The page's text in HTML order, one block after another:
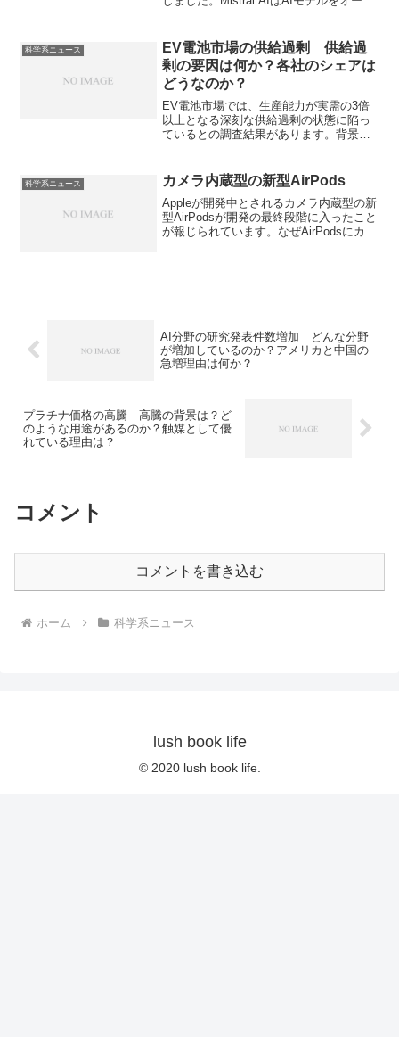
ます。ASMLが投資を行う理由やオープ
ンソースのメリットは何かを知ることが
できます。
科学系ニュース
EV電池市場の供給過剰 供給過
剰の要因は何か？各社のシェアは
どうなのか？
EV電池市場では、生産能力が実需の3倍
以上となる深刻な供給過剰の状態に陥っ
ているとの調査結果があります。背景に
EV需要鈍化があります。各社のシェアや
じEV市場の動向を知ることができます。
科学系ニュース カメラ内蔵型の新型AirPods
Appleが開発中とされるカメラ内蔵型の新
型AirPodsが開発の最終段階に入ったこと
が報じられています。なぜAirPodsにカメ
AI分野の研究発表件数増加 どんな分野
が増加しているのか？アメリカと中国の
急増理由は何か？
プラチナ価格の高騰 高騰の背景は？ど
のような用途があるのか？触媒として優
れている理由は？
コメント
コメントを書き込む
ホーム 科学系ニュース
lush book life
© 2020 lush book life.